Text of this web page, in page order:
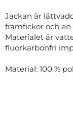
Jackan är
framfickor och
Materialet är
fluorkarbonfri
Material: 100 %